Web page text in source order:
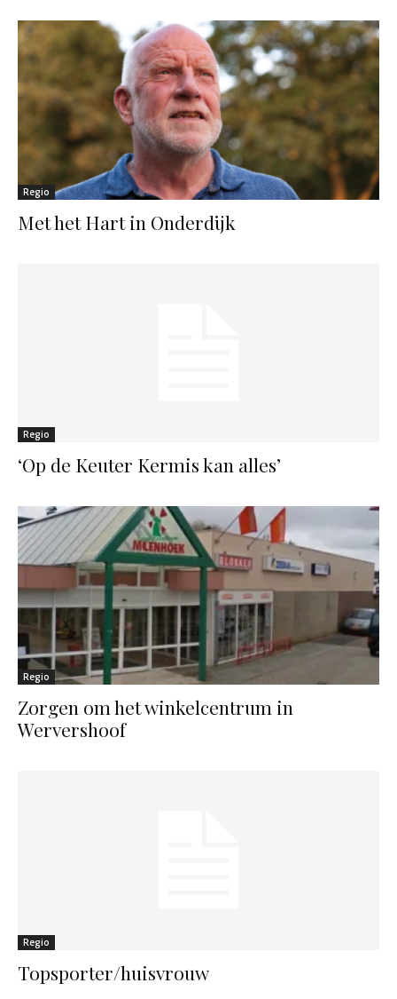
Regio
Met het Hart in Onderdijk
Regio
‘Op de Keuter Kermis kan alles’
Regio
Zorgen om het winkelcentrum in
Wervershoof
Regio
Topsporter/huisvrouw